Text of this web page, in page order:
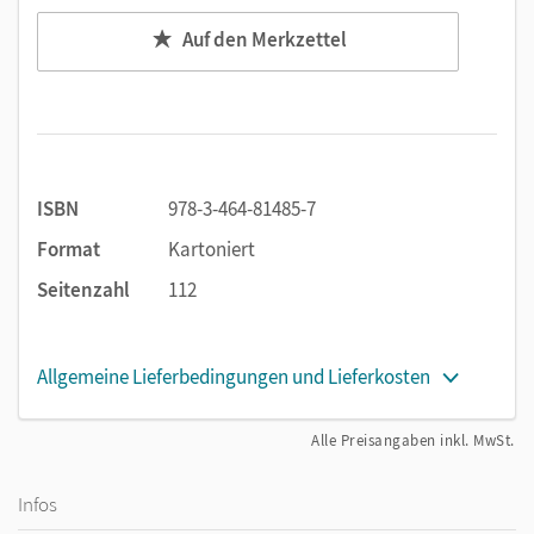
Auf den Merkzettel
ISBN
978-3-464-81485-7
Format
Kartoniert
Seitenzahl
112
Allgemeine Lieferbedingungen und Lieferkosten
Alle Preisangaben inkl. MwSt.
Infos